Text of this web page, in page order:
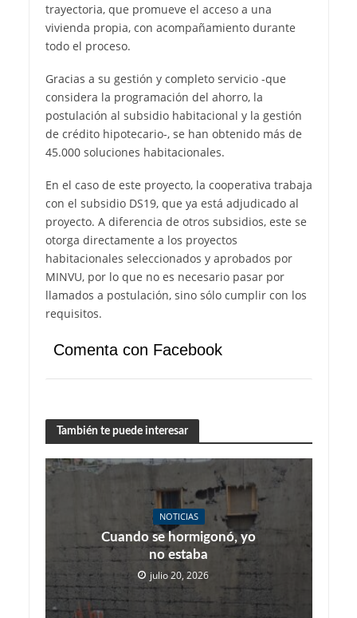
trayectoria, que promueve el acceso a una
vivienda propia, con acompañamiento durante
todo el proceso.
Gracias a su gestión y completo servicio -que
considera la programación del ahorro, la
postulación al subsidio habitacional y la gestión
de crédito hipotecario-, se han obtenido más de
45.000 soluciones habitacionales.
En el caso de este proyecto, la cooperativa trabaja
con el subsidio DS19, que ya está adjudicado al
proyecto. A diferencia de otros subsidios, este se
otorga directamente a los proyectos
habitacionales seleccionados y aprobados por
MINVU, por lo que no es necesario pasar por
llamados a postulación, sino sólo cumplir con los
requisitos.
Comenta con Facebook
También te puede interesar
NOTICIAS
Cuando se hormigonó, yo
no estaba
julio 20, 2026